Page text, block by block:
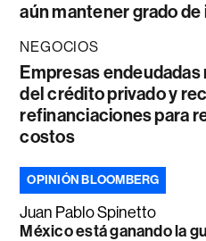
aún mantener grado
NEGOCIOS
Empresas endeudadas
del crédito privado y
refinanciaciones para
costos
OPINIÓN BLOOMBERG
Juan Pablo Spinetto
México está ganando la